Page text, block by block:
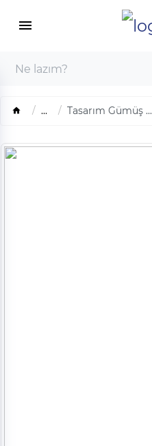
... Tasarım Gümüş ...